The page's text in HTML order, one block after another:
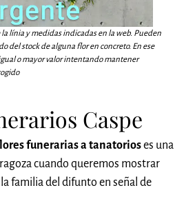
la línia y medidas indicadas en la web. Pueden
del stock de alguna flor en concreto. En ese
o mayor valor intentando mantener
Caspe
funerarias a tanatorioses una
cuando queremos mostrar
familia del difunto en señal de